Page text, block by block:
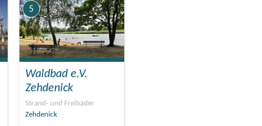
5
Waldbad e.V.
Zehdenick
Strand- und Freibäder
Zehdenick